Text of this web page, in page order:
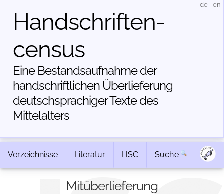
Handschriften­
census
Eine Bestandsaufnahme der
handschriftlichen Über­lieferung
deutschsprachiger Texte des
Mittelalters
de en
Verzeichnisse Literatur HSC Suche
Mitüberlieferung